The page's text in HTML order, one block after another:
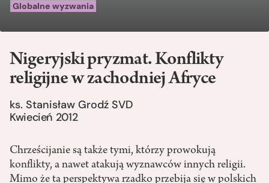
Globalne wyzwania
Nigeryjski pryzmat. Konflikty
religijne w zachodniej Afryce
ks. Stanisław Grodź SVD
Kwiecień 2012
Chrześcijanie są także tymi, którzy prowokują
konflikty, a nawet atakują wyznawców innych religii.
Mimo że ta perspektywa rzadko przebija się w polskich